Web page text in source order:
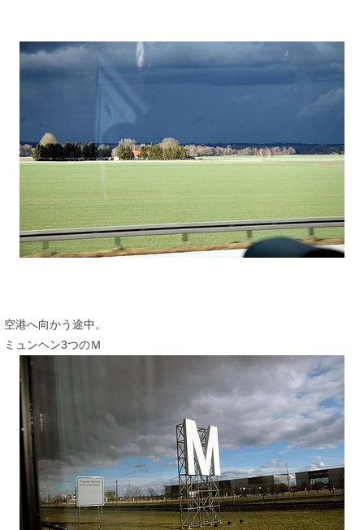
空港へ向かう途中。
ミュンヘン3つのＭ